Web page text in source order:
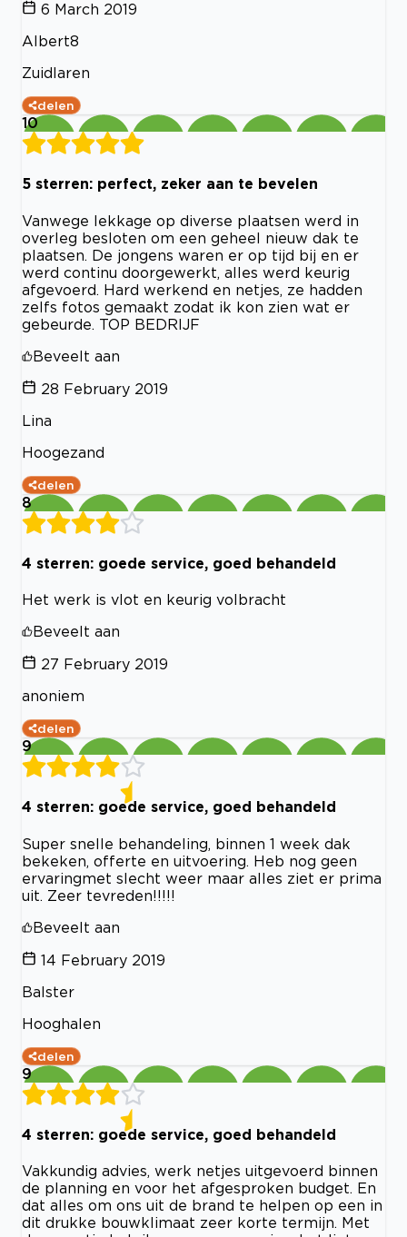
6 March 2019
Albert8
Zuidlaren
delen
10
5 sterren: perfect, zeker aan te bevelen
Vanwege lekkage op diverse plaatsen werd in
overleg besloten om een geheel nieuw dak te
plaatsen. De jongens waren er op tijd bij en er
werd continu doorgewerkt, alles werd keurig
afgevoerd. Hard werkend en netjes, ze hadden
zelfs fotos gemaakt zodat ik kon zien wat er
gebeurde. TOP BEDRIJF
Beveelt aan
28 February 2019
Lina
Hoogezand
delen
8
4 sterren: goede service, goed behandeld
Het werk is vlot en keurig volbracht
Beveelt aan
27 February 2019
anoniem
delen
9
4 sterren: goede service, goed behandeld
Super snelle behandeling, binnen 1 week dak
bekeken, offerte en uitvoering. Heb nog geen
ervaringmet slecht weer maar alles ziet er prima
uit. Zeer tevreden!!!!!
Beveelt aan
14 February 2019
Balster
Hooghalen
delen
9
4 sterren: goede service, goed behandeld
Vakkundig advies, werk netjes uitgevoerd binnen
de planning en voor het afgesproken budget. En
dat alles om ons uit de brand te helpen op een in
dit drukke bouwklimaat zeer korte termijn. Met